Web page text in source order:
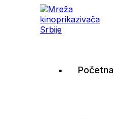
SrbijePočetna